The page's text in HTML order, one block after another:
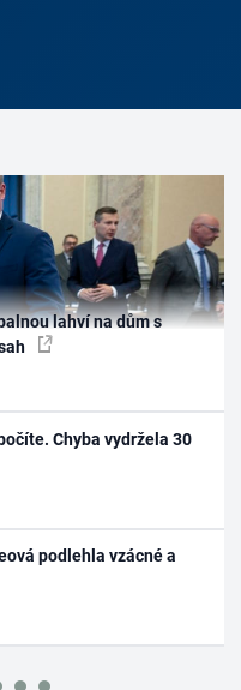
lahví na dům s
Chyba vydržela 30
podlehla vzácné a